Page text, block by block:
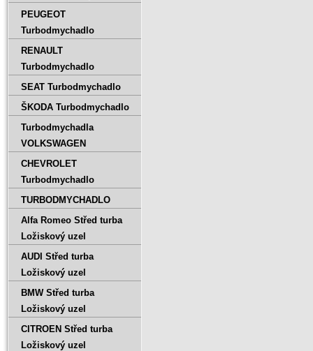
PEUGEOT
Turbodmychadlo
RENAULT
Turbodmychadlo
SEAT Turbodmychadlo
ŠKODA Turbodmychadlo
Turbodmychadla
VOLKSWAGEN
CHEVROLET
Turbodmychadlo
TURBODMYCHADLO
Alfa Romeo Střed turba
Ložiskový uzel
AUDI Střed turba
Ložiskový uzel
BMW Střed turba
Ložiskový uzel
CITROEN Střed turba
Ložiskový uzel